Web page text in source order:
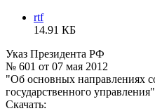
rtf
14.91 КБ
Указ Президента РФ
№ 601 от 07 мая 2012
"Об основных направлениях
государственного управления"
Скачать: